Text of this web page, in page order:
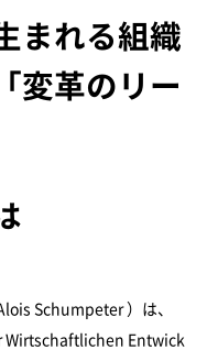
まれる組織
変革のリー
Schumpeter ）は、
Wirtschaftlichen Entwick